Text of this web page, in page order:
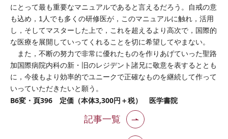
にとって最も重要なマニュアルであると言えるだろう。自戒の意
も込め，1人でも多くの研修医が，このマニュアルに触れ，活用
し，そしてマスターした上で，これを超えるより高次で，国際的
な医療を展開していってくれることを切に希望してやまない。
また，不断の努力で非常に優れたものを作りあげていった聖路
加国際病院内科の新・旧のレジデント諸兄に敬意を表するととも
に，今後もより効率的でユニークで正確なものを継続して作って
いっていただきたいと願う。
B6変・頁396 定価（本体3,300円＋税） 医学書院
記事一覧